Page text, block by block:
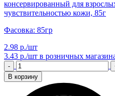
консервированный для
чувствительностью кожи, 85г
Фасовка: 85гр
2.98 р./шт
3.43 р./шт в розничных
-
В корзину